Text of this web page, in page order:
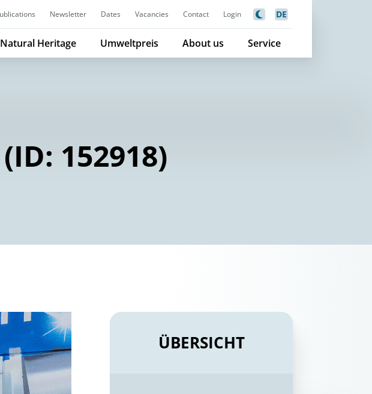
Newsletter Dates Vacancies Contact Login DE
Natural Heritage Umweltpreis About us Service
152918)
ÜBERSICHT